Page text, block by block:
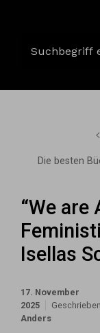
Die besten
“We are
Isellas
17. November
2025
Anders